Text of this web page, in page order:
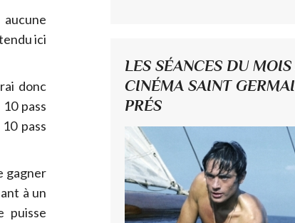
ici
donc
pass
pass
gagner
à un
puisse
LES SÉANCES DU
CINÉMA SAINT
PRÉS